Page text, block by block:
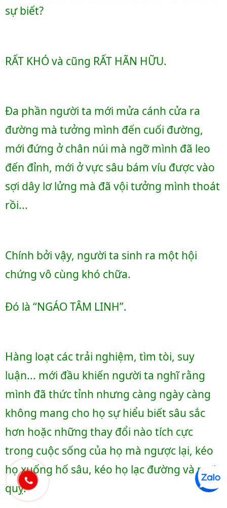
sự biết?
RẤT KHÓ và cũng RẤT HÃN HỮU.
Đa phần người ta mới mửa cánh cửa ra
đường mà tưởng mình đến cuối đường,
mới đứng ở chân núi mà ngỡ mình đã leo
đến đỉnh, mới ở vực sâu bám víu được vào
sợi dây lơ lửng mà đã vội tưởng mình thoát
rồi...
Chính bởi vậy, người ta sinh ra một hội
chứng vô cùng khó chữa.
Đó là “NGÁO TÂM LINH”.
Hàng loạt các trải nghiệm, tìm tòi, suy
luận... mới đầu khiến người ta nghĩ rằng
mình đã thức tỉnh nhưng càng ngày càng
không mang cho họ sự hiểu biết sâu sắc
hơn hoặc những thay đổi nào tích cực
trong cuộc sống của họ mà ngược lại, kéo
họ xuống hố sâu, kéo họ lạc đường và ngã
quỵ.